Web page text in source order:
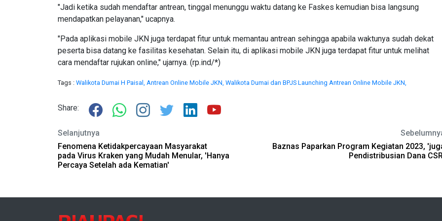
"Jadi ketika sudah mendaftar antrean, tinggal menunggu waktu datang ke Faskes kemudian bisa langsung
mendapatkan pelayanan," ucapnya.
"Pada aplikasi mobile JKN juga terdapat fitur untuk memantau antrean sehingga apabila waktunya sudah dekat
peserta bisa datang ke fasilitas kesehatan. Selain itu, di aplikasi mobile JKN juga terdapat fitur untuk melihat
cara mendaftar rujukan online," ujarnya. (rp.ind/*)
Tags : Walikota Dumai H Paisal, Antrean Online Mobile JKN, Walikota Dumai dan BPJS Launching Antrean Online Mobile JKN,
Share:
Selanjutnya
Fenomena Ketidakpercayaan Masyarakat
pada Virus Kraken yang Mudah Menular, 'Hanya
Percaya Setelah ada Kematian'
Baznas Paparkan Program Kegiatan 2023,
Pendistribusian Dana